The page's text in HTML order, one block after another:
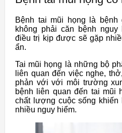
Bệnh tai mũi họng là
không phải căn bệnh
điều trị kịp được sẽ gặp
ẩn.
Tai mũi họng là những bộ
liên quan đến việc nghe,
phản với với môi trường
bệnh liên quan đến tai mũi
chất lượng cuộc sống khiến
nhiều nguy hiểm.